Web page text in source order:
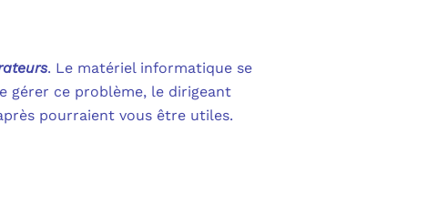
. Le matériel informatique se
gérer ce problème, le dirigeant
pourraient vous être utiles.
POWER APPS
POWER AUTOMATE
ENTRA ID
SANS ENGAGEMENT